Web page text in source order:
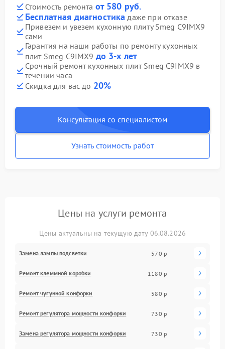
Стоимость ремонта от 580 руб.
Бесплатная диагностика даже при отказе
Привезем и увезем кухонную плиту Smeg C9IMX9
сами
Гарантия на наши работы по ремонту кухонных
плит Smeg C9IMX9 до 3-х лет
Срочный ремонт кухонных плит Smeg C9IMX9 в
течении часа
Скидка для вас до 20%
Консультация со специалистом
Узнать стоимость работ
Цены на услуги ремонта
Цены актуальны на текущую дату 06.08.2026
Замена лампы подсветки 570 р
Ремонт клеммной коробки 1180 р
Ремонт чугунной конфорки 580 р
Ремонт регулятора мощности конфорки 730 р
Замена регулятора мощности конфорки 730 р